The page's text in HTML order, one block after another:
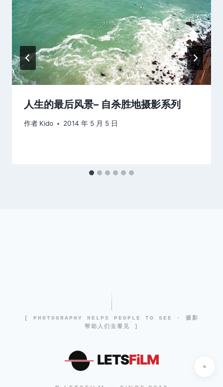
人生的最后风景– 自杀胜地摄影系列
作者 Kido 2014 年 5 月 5 日
[ PHOTOGRAPHY HELPS PEOPLE TO SEE · 摄影
帮助人们去看见 ]
LETSFiLM